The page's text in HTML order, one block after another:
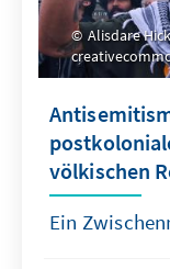
Alisdare
völkischen
Ein